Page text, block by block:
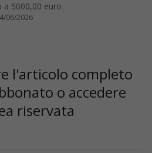
5000,00 euro
06/2026
l'articolo completo
o accedere
riservata